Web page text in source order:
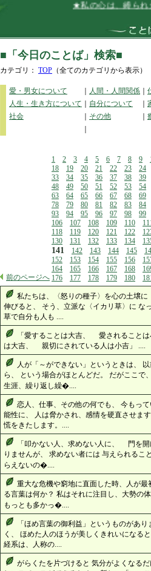
★私の心は、縛られた
■「今日のことば」検索■
カテゴリ： TOP （全てのカテゴリから表示）
愛・男女について 人間・人間関係
人生・生き方について
自分について
社会
その他
前のページへ
1 2 3 4 5 6 7 8 9
18
19 20 21 22 23
24
33
34 35 36 37 38
39
48
49 50 51 52 53
54
63
64 65 66 67 68
69
78
79 80 81 82 83
84
93
94 95 96 97 98
99
106
107 108 109 110
118
119 120 121 122
130
131 132 133 134
141 142 143 144 145
152
153 154 155 156
164
165 166 167 168
176
177 178 179 180
私たちは、〈怒りの種子〉を心の土壌
伸びると、 そう、立派な〈イカリ草〉に な
草で自分も人も ....
「愛することは大吉、 愛されること
は大吉、 親切にされている人は小吉」 ....
人が「～ができない」というときは、
ら、 という場合がほとんどだ。 だがここで
生涯、繰り返し繰�....
恋人、仕事、その他の何でも、 今もっ
能性に、 人は脅かされ、感情を硬直させま
慌をきたします。....
「叩かない人、求めない人に、 門を
りませんが、 求めない者には 与えられるこ
らえないの�....
重大な危機や窮地に直面した時、人が
る言葉は何か？ 私はそれに注目し、大勢の
もっとも多かっ�....
「ほめ言葉の御利益」というものがあ
く、 ほめた人のほうが美しくきれいになる
経系は、人称の....
がらくたを片づけると 気分がよくなる